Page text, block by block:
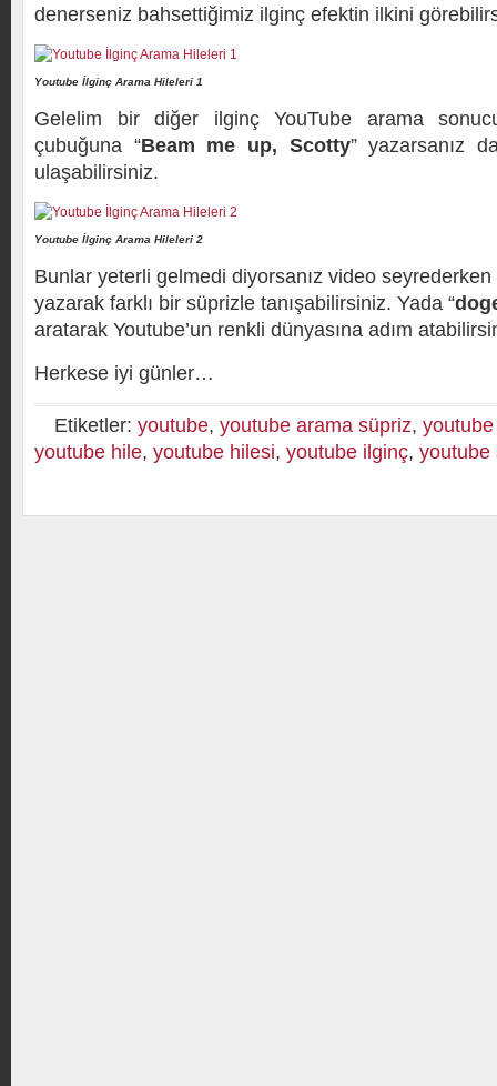
denerseniz bahsettiğimiz ilginç efektin ilkini
Youtube İlginç Arama Hileleri 1
Gelelim bir diğer ilginç YouTube arama
çubuğuna “Beam me up, Scotty” yazarsanız
ulaşabilirsiniz.
Youtube İlginç Arama Hileleri 2
Bunlar yeterli gelmedi diyorsanız video
yazarak farklı bir süprizle tanışabilirsiniz. Yada “
aratarak Youtube’un renkli dünyasına adım
Herkese iyi günler…
Etiketler: youtube, youtube arama süpriz,
youtube hile, youtube hilesi, youtube ilginç, youtube